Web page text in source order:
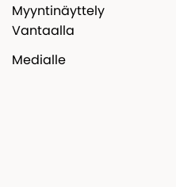
Myyntinäyttely
Vantaalla
Medialle